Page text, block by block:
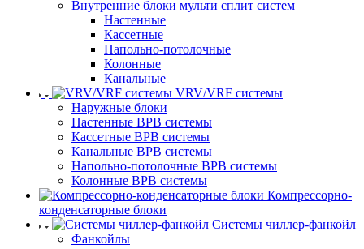
Внутренние блоки мульти сплит систем
Настенные
Кассетные
Напольно-потолочные
Колонные
Канальные
VRV/VRF системы
Наружные блоки
Настенные ВРВ системы
Кассетные ВРВ системы
Канальные ВРВ системы
Напольно-потолочные ВРВ системы
Колонные ВРВ системы
Компрессорно-
конденсаторные блоки
Системы чиллер-фанкойл
Фанкойлы